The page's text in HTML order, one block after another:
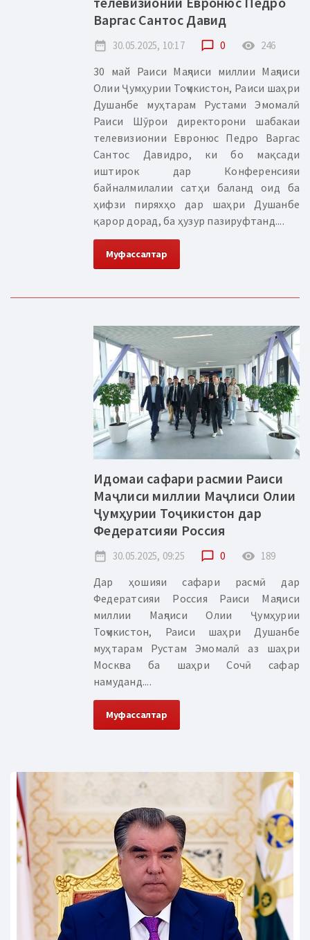
Варгас Сантос Давид
date_range 30.05.2025, 10:17 chat_bubble_outline 0 remove_red_eye 246
30 май Раиси Маҷлиси миллии Маҷлиси
Олии Ҷумҳурии Тоҷикистон, Раиси шаҳри
Душанбе муҳтарам Рустами Эмомалӣ
Раиси Шӯрои директорони шабакаи
телевизионии Евронюс Педро Варгас
Сантос Давидро, ки бо мақсади
иштирок дар Конференсияи
байналмилалии сатҳи баланд оид ба
ҳифзи пиряхҳо дар шаҳри Душанбе
қарор дорад, ба ҳузур пазируфтанд....
Муфассалтар
Идомаи сафари расмии Раиси
Маҷлиси миллии Маҷлиси Олии
Ҷумҳурии Тоҷикистон дар
Федератсияи Россия
date_range 30.05.2025, 09:25 chat_bubble_outline 0 remove_red_eye 189
Дар ҳошияи сафари расмӣ дар
Федератсияи Россия Раиси Маҷлиси
миллии Маҷлиси Олии Ҷумҳурии
Тоҷикистон, Раиси шаҳри Душанбе
муҳтарам Рустам Эмомалӣ аз шаҳри
Москва ба шаҳри Сочӣ сафар
намуданд....
Муфассалтар